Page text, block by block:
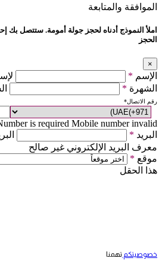
الموافقة والمتابعة
املأ النموذج أدناه لحجز جولة أمومة. ستتصل بك
الحجز
×
الإسم *
الشهرة *
رقم الاتصال*
is required Mobile number invalid
البريد *
معرف البريد الإلكتروني غير صالح
موقع *
هذا الحقل
خصوصيتكم تهمنا